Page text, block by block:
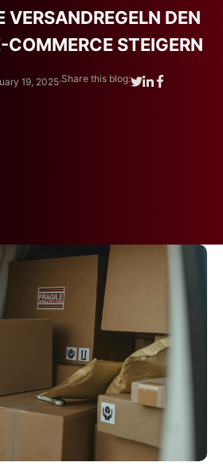
VERSANDREGELN DEN
STEIGERN
19, 2025.Share this blog: